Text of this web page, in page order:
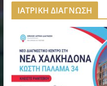
ΙΑΤΡΙΚΗ ΔΙΑΓΝΩΣΗ